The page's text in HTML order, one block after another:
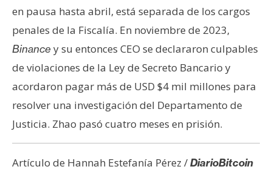
en pausa hasta abril, está separada de los cargos
penales de la Fiscalía. En noviembre de 2023,
Binance y su entonces CEO se declararon culpables
de violaciones de la Ley de Secreto Bancario y
acordaron pagar más de USD $4 mil millones para
resolver una investigación del Departamento de
Justicia. Zhao pasó cuatro meses en prisión.
Artículo de Hannah Estefanía Pérez /DiarioBitcoin